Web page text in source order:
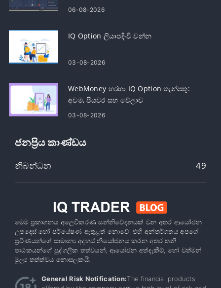
06-08-2026
IQ Option ලියාපදිංචි වන්න
03-08-2026
WebMoney හරහා IQ Option තැන්පතු:
අවම, පියවර සහ වේලාව
03-08-2026
ජනප්‍රිය කාණ්ඩය
නිබන්ධන 49
මෙම ප්‍රකාශනය අලෙවිකරණ සන්නිවේදනයක් වන අතර ආයෝජන
උපදෙස් හෝ පර්යේෂණ ඇතුළත් නොවේ. එහි අන්තර්ගතය අපගේ
ප්‍රවීණයන්ගේ සාමාන්‍ය අදහස් නියෝජනය කරන අතර තනි
පාඨකයන්ගේ පුද්ගලික තත්වයන්, ආයෝජන අත්දැකීම්, හෝ වත්මන්
මූල්‍ය තත්ත්වය නොසලකයි.
General Risk Notification:The financial products